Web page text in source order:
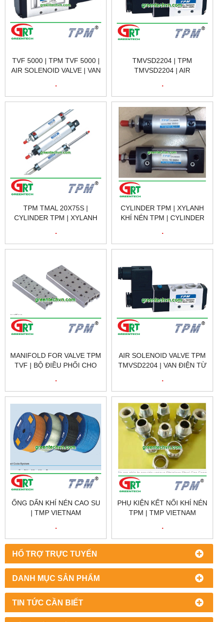
HỔ TRỢ TRỰC TUYẾN
DANH MỤC SẢN PHẨM
TIN TỨC CẦN BIẾT
TVF 5000 | TPM TVF 5000 |
AIR SOLENOID VALVE | VAN
.
TMVSD2204 | TPM
TMVSD2204 | AIR
TMVSD2204 | TPM
VIETNAM
.
TPM TMAL 20X75S |
CYLINDER TPM | XYLANH
VIETNAM
.
CYLINDER TPM | XYLANH
KHÍ NÉN TPM | CYLINDER
.
MANIFOLD FOR VALVE TPM
TVF | BỘ ĐIỀU PHỐI CHO
.
AIR SOLENOID VALVE TPM
TMVSD2204 | VAN ĐIỆN TỪ
.
ỐNG DẤN KHÍ NÉN CAO SU
| TMP VIETNAM
.
PHỤ KIỆN KẾT NỐI KHÍ NÉN
TPM | TMP VIETNAM
.